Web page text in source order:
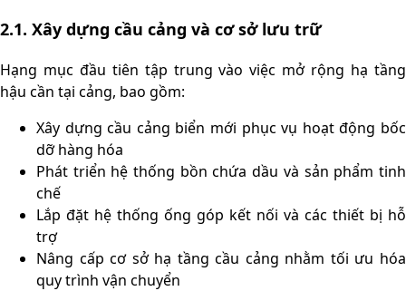
2.1. Xây dựng cầu cảng và cơ sở lưu trữ
Hạng mục đầu tiên tập trung vào việc mở rộng hạ tầng
hậu cần tại cảng, bao gồm:
Xây dựng cầu cảng biển mới phục vụ hoạt động bốc
dỡ hàng hóa
Phát triển hệ thống bồn chứa dầu và sản phẩm tinh
chế
Lắp đặt hệ thống ống góp kết nối và các thiết bị hỗ
trợ
Nâng cấp cơ sở hạ tầng cầu cảng nhằm tối ưu hóa
quy trình vận chuyển